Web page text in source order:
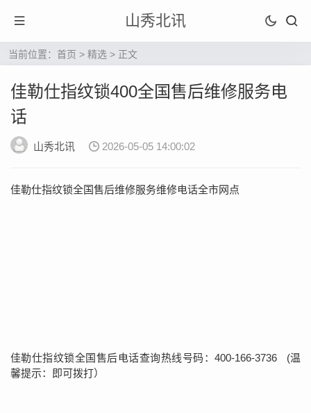
山秀北讯
当前位置： 首页 > 精选 > 正文
佳勒仕指纹锁400全国售后维修服务电
话
山秀北讯 2026-05-05 14:00:02
佳勒仕指纹锁全国售后维修服务维修电话全市网点
佳勒仕指纹锁全国售后电话查询热线号码：400-166-3736 (温
馨提示：即可拨打）